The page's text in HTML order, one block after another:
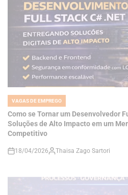
POSTED
VAGAS DE EMPREGO
Como se Tornar um Desenvolvedor
Competitivo
on
18/04/2026 Thaisa Zago Sartori